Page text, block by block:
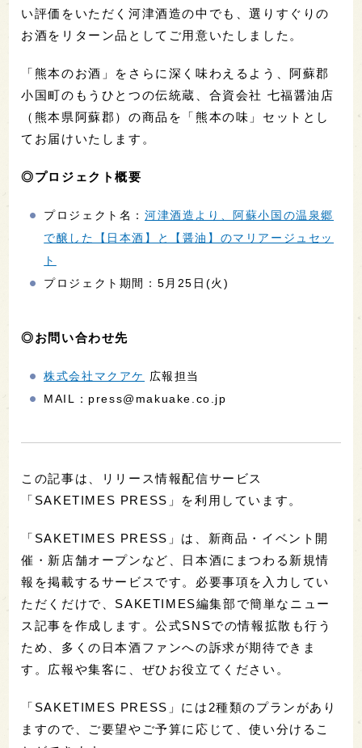
い評価をいただく河津酒造の中でも、選りすぐりの
お酒をリターン品としてご用意いたしました。
「熊本のお酒」をさらに深く味わえるよう、阿蘇郡
小国町のもうひとつの伝統蔵、合資会社 七福醤油店
（熊本県阿蘇郡）の商品を「熊本の味」セットとし
てお届けいたします。
◎プロジェクト概要
プロジェクト名：河津酒造より、阿蘇小国の温泉郷
で醸した【日本酒】と【醤油】のマリアージュセッ
ト
プロジェクト期間：5月25日(火)
◎お問い合わせ先
株式会社マクアケ
広報担当
MAIL：press@makuake.co.jp
この記事は、リリース情報配信サービス
「SAKETIMES PRESS」を利用しています。
「SAKETIMES PRESS」は、新商品・イベント開
催・新店舗オープンなど、日本酒にまつわる新規情
報を掲載するサービスです。必要事項を入力してい
ただくだけで、SAKETIMES編集部で簡単なニュー
ス記事を作成します。公式SNSでの情報拡散も行う
ため、多くの日本酒ファンへの訴求が期待できま
す。広報や集客に、ぜひお役立てください。
「SAKETIMES PRESS」には2種類のプランがあり
ますので、ご要望やご予算に応じて、使い分けるこ